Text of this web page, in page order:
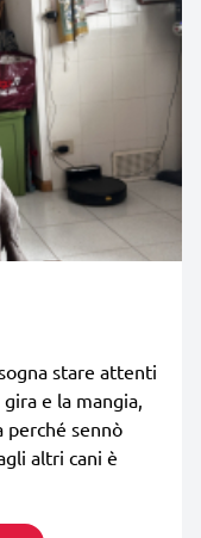
stare attenti
e la mangia,
perché sennò
altri cani è